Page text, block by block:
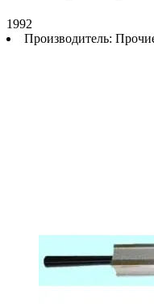
1992
Производитель: